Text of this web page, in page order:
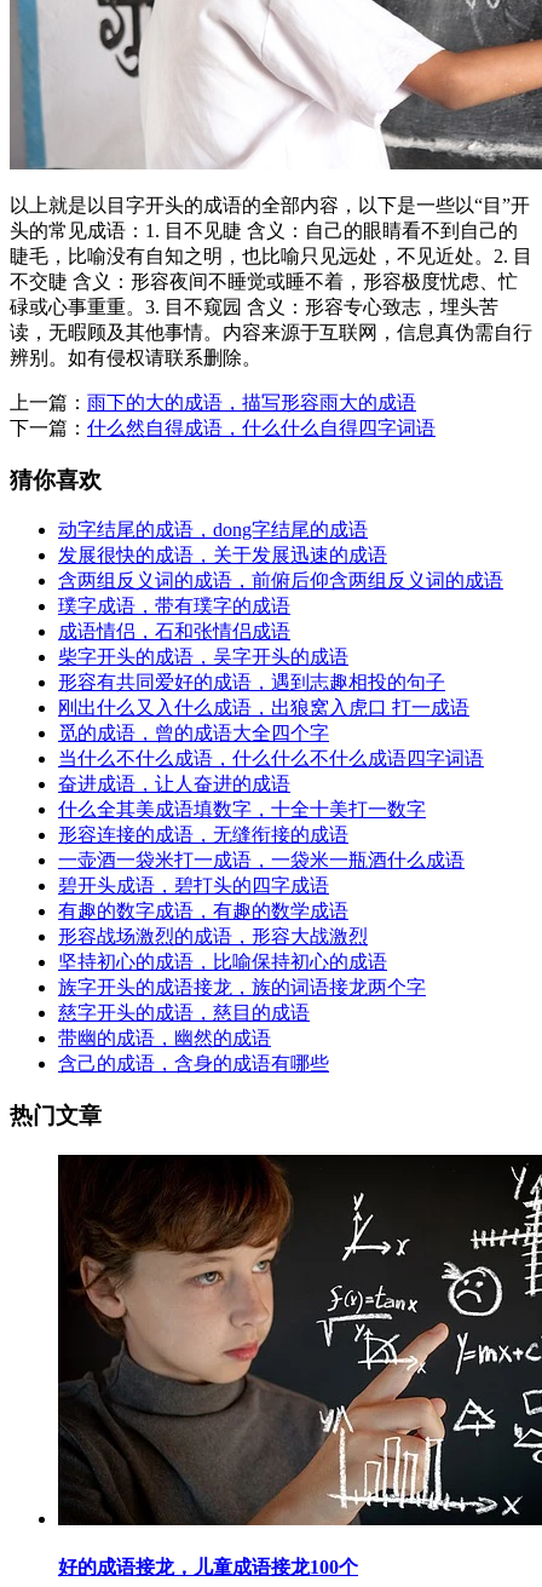
以上就是以目字开头的成语的全部内容，以下是一些以“目”开
头的常见成语：1. 目不见睫 含义：自己的眼睛看不到自己的
睫毛，比喻没有自知之明，也比喻只见远处，不见近处。2. 目
不交睫 含义：形容夜间不睡觉或睡不着，形容极度忧虑、忙
碌或心事重重。3. 目不窥园 含义：形容专心致志，埋头苦
读，无暇顾及其他事情。内容来源于互联网，信息真伪需自行
辨别。如有侵权请联系删除。
上一篇： 雨下的大的成语，描写形容雨大的成语
下一篇： 什么然自得成语，什么什么自得四字词语
猜你喜欢
动字结尾的成语，dong字结尾的成语
发展很快的成语，关于发展迅速的成语
含两组反义词的成语，前俯后仰含两组反义词的成语
璞字成语，带有璞字的成语
成语情侣，石和张情侣成语
柴字开头的成语，吴字开头的成语
形容有共同爱好的成语，遇到志趣相投的句子
刚出什么又入什么成语，出狼窝入虎口 打一成语
觅的成语，曾的成语大全四个字
当什么不什么成语，什么什么不什么成语四字词语
奋进成语，让人奋进的成语
什么全其美成语填数字，十全十美打一数字
形容连接的成语，无缝衔接的成语
一壶酒一袋米打一成语，一袋米一瓶酒什么成语
碧开头成语，碧打头的四字成语
有趣的数字成语，有趣的数学成语
形容战场激烈的成语，形容大战激烈
坚持初心的成语，比喻保持初心的成语
族字开头的成语接龙，族的词语接龙两个字
慈字开头的成语，慈目的成语
带幽的成语，幽然的成语
含己的成语，含身的成语有哪些
热门文章
好的成语接龙，儿童成语接龙100个